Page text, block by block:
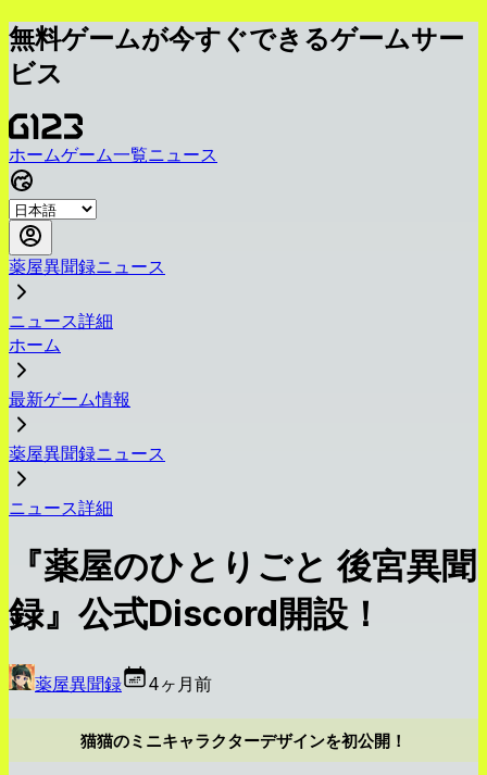
無料ゲームが今すぐできるゲームサー
ビス
ホームゲーム一覧ニュース
薬屋異聞録ニュース
ニュース詳細
ホーム
最新ゲーム情報
薬屋異聞録ニュース
ニュース詳細
『薬屋のひとりごと 後宮異聞
録』公式Discord開設！
薬屋異聞録 4ヶ月前
猫猫のミニキャラクターデザインを初公開！